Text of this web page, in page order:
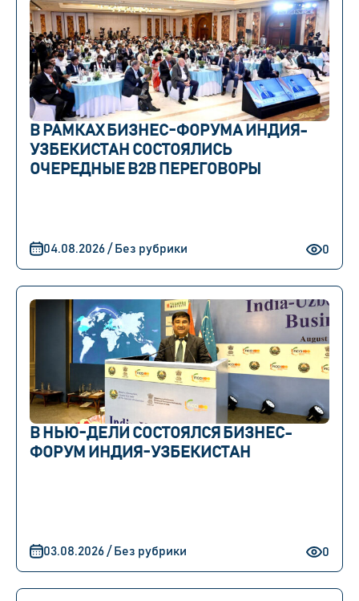
В РАМКАХ БИЗНЕС-ФОРУМА ИНДИЯ-
УЗБЕКИСТАН СОСТОЯЛИСЬ
ОЧЕРЕДНЫЕ B2B ПЕРЕГОВОРЫ
0
04.08.2026 / Без рубрики
В НЬЮ-ДЕЛИ СОСТОЯЛСЯ БИЗНЕС-
ФОРУМ ИНДИЯ-УЗБЕКИСТАН
0
03.08.2026 / Без рубрики